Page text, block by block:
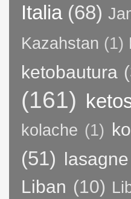
Italia (68)
Kazahstan (1)
ketobautura
(161)
kolache (1)
(51) lasagne
Liban (10)